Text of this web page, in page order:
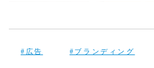
#広告 #ブランディング